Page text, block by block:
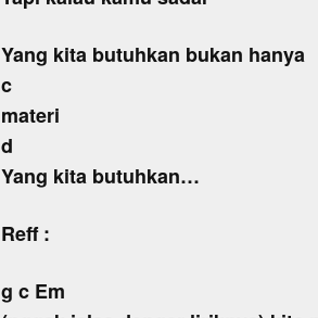
Yang kita butuhkan bukan hanya
c
materi
d
Yang kita butuhkan…
Reff :
g c Em